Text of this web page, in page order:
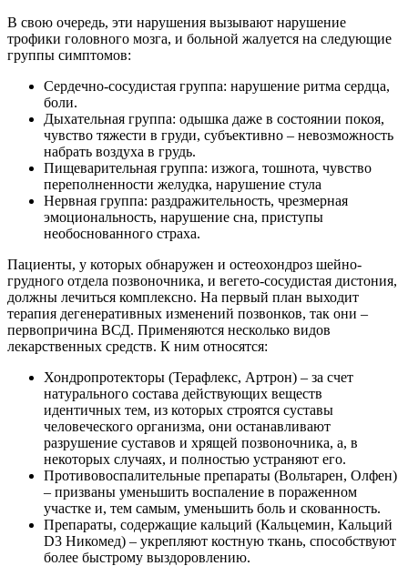
В свою очередь, эти нарушения вызывают нарушение
трофики головного мозга, и больной жалуется на следующие
группы симптомов:
Сердечно-сосудистая группа: нарушение ритма сердца,
боли.
Дыхательная группа: одышка даже в состоянии покоя,
чувство тяжести в груди, субъективно – невозможность
набрать воздуха в грудь.
Пищеварительная группа: изжога, тошнота, чувство
переполненности желудка, нарушение стула
Нервная группа: раздражительность, чрезмерная
эмоциональность, нарушение сна, приступы
необоснованного страха.
Пациенты, у которых обнаружен и остеохондроз шейно-
грудного отдела позвоночника, и вегето-сосудистая дистония,
должны лечиться комплексно. На первый план выходит
терапия дегенеративных изменений позвонков, так они –
первопричина ВСД. Применяются несколько видов
лекарственных средств. К ним относятся:
Хондропротекторы (Терафлекс, Артрон) – за счет
натурального состава действующих веществ
идентичных тем, из которых строятся суставы
человеческого организма, они останавливают
разрушение суставов и хрящей позвоночника, а, в
некоторых случаях, и полностью устраняют его.
Противовоспалительные препараты (Вольтарен, Олфен)
– призваны уменьшить воспаление в пораженном
участке и, тем самым, уменьшить боль и скованность.
Препараты, содержащие кальций (Кальцемин, Кальций
D3 Никомед) – укрепляют костную ткань, способствуют
более быстрому выздоровлению.